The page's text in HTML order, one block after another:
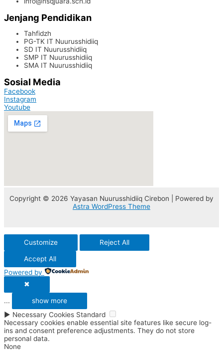
Jenjang Pendidikan
Tahfidzh
PG-TK IT Nuurusshidiiq
SD IT Nuurusshidiiq
SMP IT Nuurusshidiiq
SMA IT Nuurusshidiiq
Sosial Media
Facebook
Instagram
Youtube
Copyright © 2026 Yayasan Nuurusshidiiq Cirebon | Powered by
Astra WordPress Theme
Customize Reject All
Accept All
Powered by
✖
...
show more
► Necessary Cookies Standard
Necessary cookies enable essential site features like secure log-
ins and consent preference adjustments. They do not store
personal data.
None